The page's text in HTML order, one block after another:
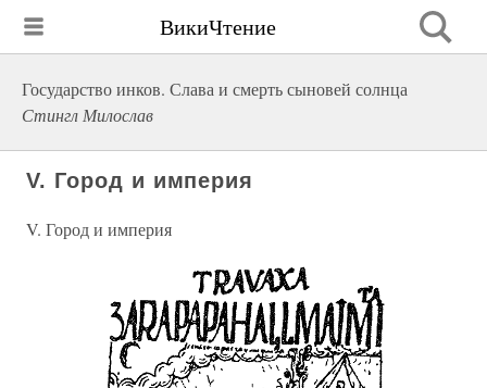
ВикиЧтение
Государство инков. Слава и смерть сыновей солнца
Стингл Милослав
V. Город и империя
V. Город и империя